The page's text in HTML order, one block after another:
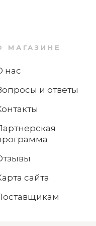
Montauk Villeroy &
Нет в наличии
МАГАЗИНЕ
нас
и ответы
сайта